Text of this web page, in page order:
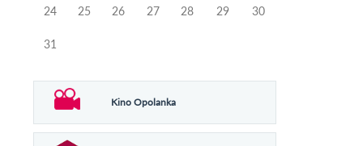
24 25 26 27 28 29 30
31
Kino Opolanka